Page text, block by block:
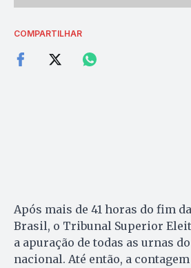
COMPARTILHAR
Após mais de 41 horas do fim
Brasil, o Tribunal Superior
a apuração de todas as urnas
nacional. Até então, a